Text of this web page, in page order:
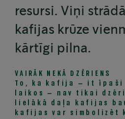
resursi. Viņi
kafijas krūze
kārtīgi pilna.
VAIRĀK NEKĀ DZĒRIENS
To, ka kafija – it īpaši
laikos – nav tikai
lielākā daļa kafijas
kafijas var simbolizēt